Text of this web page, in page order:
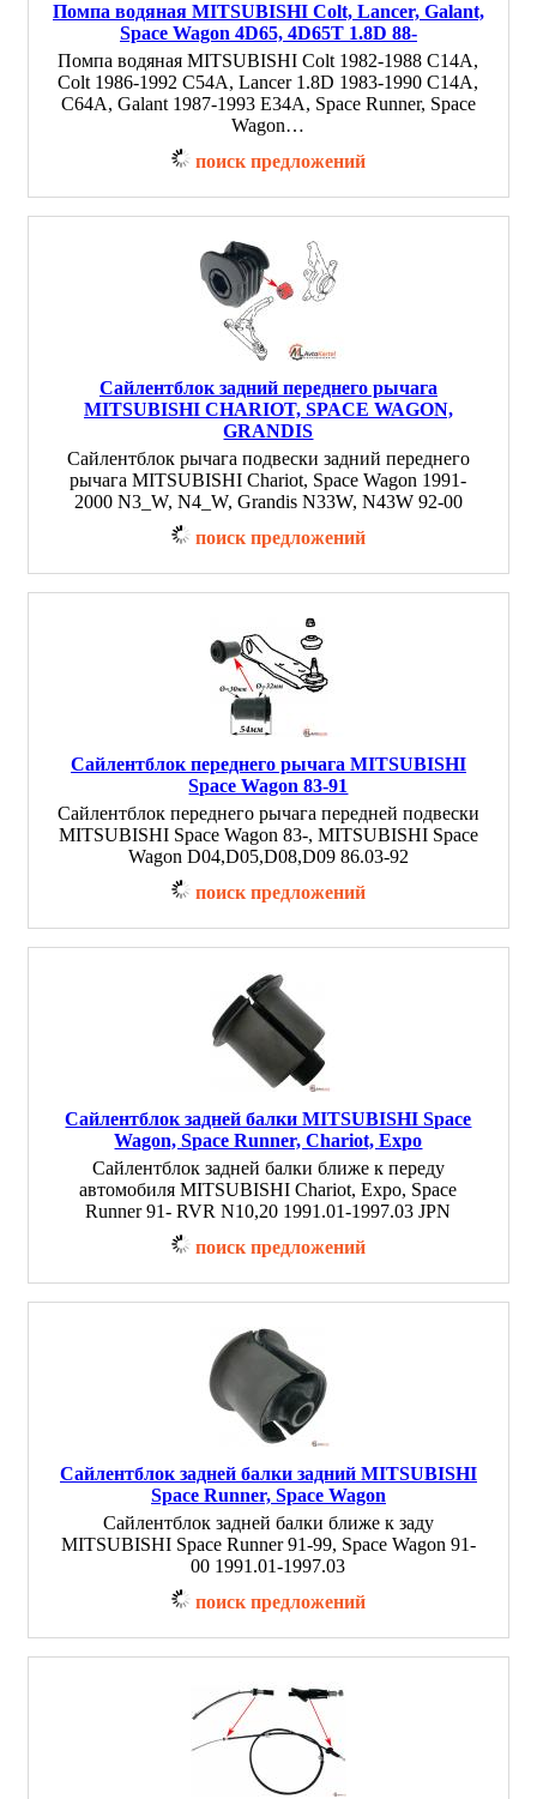
Помпа водяная MITSUBISHI Colt, Lancer, Galant,
Space Wagon 4D65, 4D65T 1.8D 88-
Помпа водяная MITSUBISHI Colt 1982-1988 C14A,
Colt 1986-1992 C54A, Lancer 1.8D 1983-1990 C14A,
C64A, Galant 1987-1993 E34A, Space Runner, Space
Wagon…
поиск предложений
Сайлентблок задний переднего рычага
MITSUBISHI CHARIOT, SPACE WAGON,
GRANDIS
Сайлентблок рычага подвески задний переднего
рычага MITSUBISHI Chariot, Space Wagon 1991-
2000 N3_W, N4_W, Grandis N33W, N43W 92-00
поиск предложений
Сайлентблок переднего рычага MITSUBISHI
Space Wagon 83-91
Сайлентблок переднего рычага передней подвески
MITSUBISHI Space Wagon 83-, MITSUBISHI Space
Wagon D04,D05,D08,D09 86.03-92
поиск предложений
Сайлентблок задней балки MITSUBISHI Space
Wagon, Space Runner, Chariot, Expo
Сайлентблок задней балки ближе к переду
автомобиля MITSUBISHI Chariot, Expo, Space
Runner 91- RVR N10,20 1991.01-1997.03 JPN
поиск предложений
Сайлентблок задней балки задний MITSUBISHI
Space Runner, Space Wagon
Сайлентблок задней балки ближе к заду
MITSUBISHI Space Runner 91-99, Space Wagon 91-
00 1991.01-1997.03
поиск предложений